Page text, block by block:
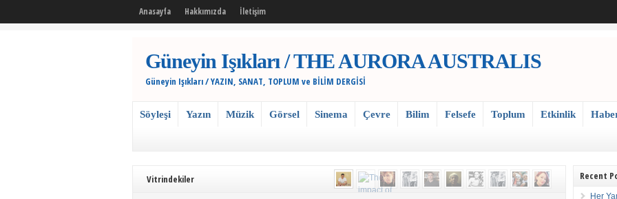
Anasayfa Hakkımızda İletişim
Güneyin Işıkları / THE AURORA AUSTRALIS
Güneyin Işıkları / YAZIN, SANAT, TOPLUM ve BİLİM DERGİSİ
Söyleşi Yazın Müzik Görsel Sinema Çevre Bilim Felsefe Toplum Etkinlik
Vitrindekiler Recent
Her